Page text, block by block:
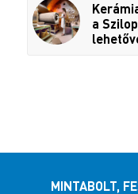
a
MINTABOLT,